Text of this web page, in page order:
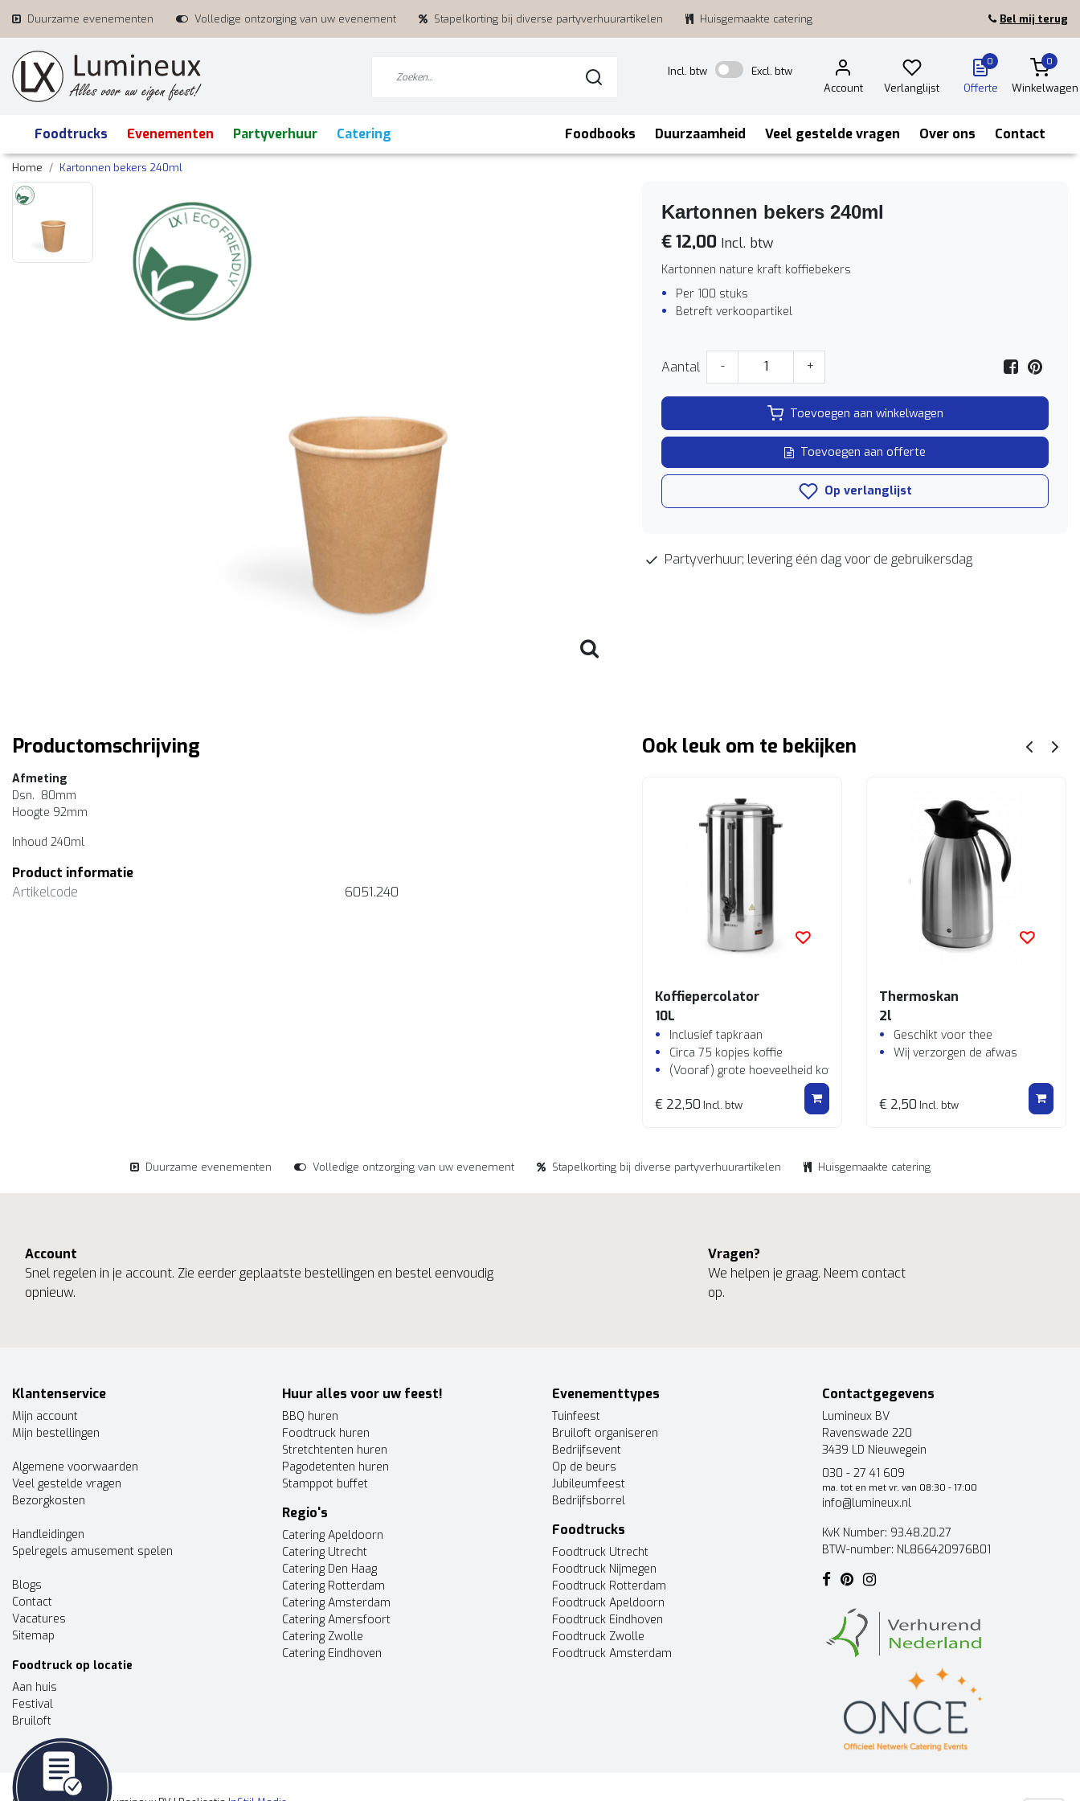
Duurzame evenementen Volledige ontzorging van uw evenement Stapelkorting bij diverse partyverhuurartikelen Huisgemaakte catering Bel mij terug
Incl. btw
Excl. btw
Account
Verlanglijst
0
Offerte
0
Winkelwagen
Foodtrucks Evenementen Partyverhuur Catering Foodbooks Duurzaamheid Veel gestelde vragen Over ons Contact
Home Kartonnen bekers 240ml
Kartonnen bekers 240ml
€ 12,00 Incl. btw
Kartonnen nature kraft koffiebekers
Per 100 stuks
Betreft verkoopartikel
Aantal - +
Toevoegen aan winkelwagen
Toevoegen aan offerte
Op verlanglijst
Partyverhuur; levering één dag voor de gebruikersdag
Productomschrijving
Afmeting
Dsn. 80mm
Hoogte 92mm
Inhoud 240ml
Product informatie
Artikelcode
6051.240
Ook leuk om te bekijken
Koffiepercolator
10L
Inclusief tapkraan
Circa 75 kopjes koffie
(Vooraf) grote hoeveelheid koffie zetten
€ 22,50 Incl. btw
Thermoskan
2l
Geschikt voor thee
Wij verzorgen de afwas
€ 2,50 Incl. btw
Duurzame evenementen Volledige ontzorging van uw evenement Stapelkorting bij diverse partyverhuurartikelen Huisgemaakte catering
Account
Snel regelen in je account. Zie eerder geplaatste bestellingen en bestel eenvoudig
opnieuw.
Vragen?
We helpen je graag. Neem contact
op.
Klantenservice
Mijn account
Mijn bestellingen
Algemene voorwaarden
Veel gestelde vragen
Bezorgkosten
Handleidingen
Spelregels amusement spelen
Blogs
Contact
Vacatures
Sitemap
Foodtruck op locatie
Aan huis
Festival
Bruiloft
Huur alles voor uw feest!
BBQ huren
Foodtruck huren
Stretchtenten huren
Pagodetenten huren
Stamppot buffet
Regio's
Catering Apeldoorn
Catering Utrecht
Catering Den Haag
Catering Rotterdam
Catering Amsterdam
Catering Amersfoort
Catering Zwolle
Catering Eindhoven
Evenementtypes
Tuinfeest
Bruiloft organiseren
Bedrijfsevent
Op de beurs
Jubileumfeest
Bedrijfsborrel
Foodtrucks
Foodtruck Utrecht
Foodtruck Nijmegen
Foodtruck Rotterdam
Foodtruck Apeldoorn
Foodtruck Eindhoven
Foodtruck Zwolle
Foodtruck Amsterdam
Contactgegevens
Lumineux BV
Ravenswade 220
3439 LD Nieuwegein
030 - 27 41 609
ma. tot en met vr. van 08:30 - 17:00
info@lumineux.nl
KvK Number: 93.48.20.27
BTW-number: NL866420976B01